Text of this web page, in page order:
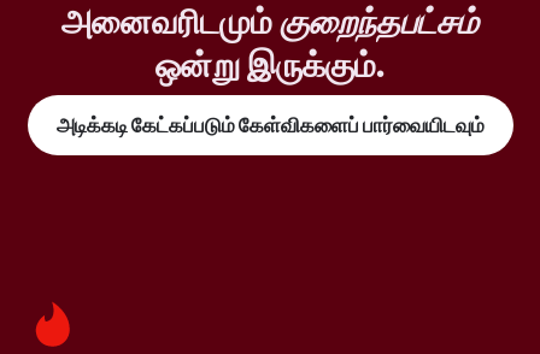
அனைவரிடமும்குறைந்தபட்சம்
ஒன்று இருக்கும்.
அடிக்கடி கேட்கப்படும் கேள்விகளைப் பார்வையிடவும்